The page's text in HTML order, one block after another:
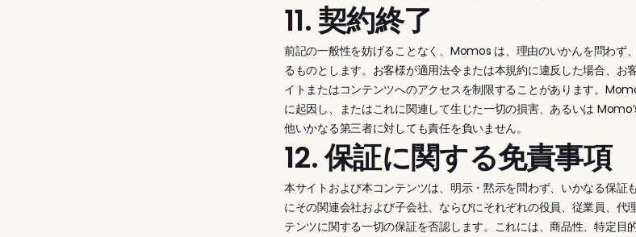
11. 契約終了
前記の一般性を妨げることなく、Momos は、理由のいかんを問わず
るものとします。お客様が適用法令または本規約に違反した場合、
イトまたはコンテンツへのアクセスを制限することがあります。
に起因し、またはこれに関連して生じた一切の損害、あるいは
他いかなる第三者に対しても責任を負いません。
12. 保証に関する免責事項
本サイトおよび本コンテンツは、明示・黙示を問わず、いかなる保
にその関連会社および子会社、ならびにそれぞれの役員、従業員、
テンツに関する一切の保証を否認します。これには、商品性、特定